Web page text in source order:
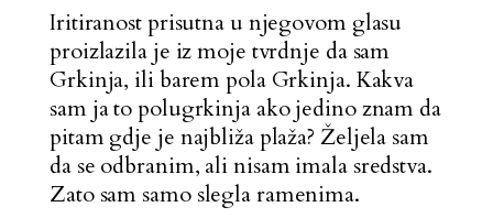
Iritiranost prisutna u njegovom glasu
proizlazila je iz moje tvrdnje da sam
Grkinja, ili barem pola Grkinja. Kakva
sam ja to polugrkinja ako jedino znam da
pitam gdje je najbliža plaža? Željela sam
da se odbranim, ali nisam imala sredstva.
Zato sam samo slegla ramenima.